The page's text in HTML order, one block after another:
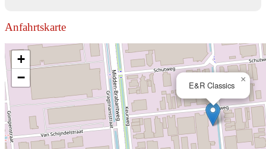
Anfahrtskarte
E&R Classics
×
+
−